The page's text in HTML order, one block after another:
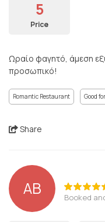
5
Price
Ωραίο φαγητό, άμεση
προσωπικό!
Romantic Restaurant Good
Share
AB Booked